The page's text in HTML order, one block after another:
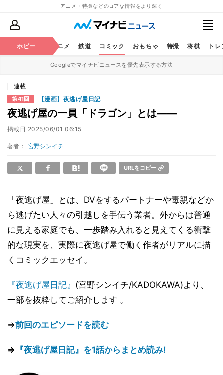
アニメ・特撮などのコアな情報をより深く
ホビー アニメ 鉄道 コミック おもちゃ 特撮 将棋 ト
Googleでマイナビニュースを優先表示する方法
連載
第41回 【漫画】夜逃げ屋日記
夜逃げ屋の一員「ドラゴン」とは――
掲載日 2025/06/01 06:15
著者： 宮野シンイチ
URLをコピー
「夜逃げ屋」とは、DVをするパートナーや毒親などか
ら逃げたい人々の引越しを手伝う業者。外からは普通
に見える家庭でも、一歩踏み入れると見えてくる衝撃
的な現実を、実際に夜逃げ屋で働く作者がリアルに描
くコミックエッセイ。
『夜逃げ屋日記』 (宮野シンイチ/KADOKAWA)より、
一部を抜粋してご紹介します 。
⇒前回のエピソードを読む
⇒ 『夜逃げ屋日記』を1話からまとめ読み!